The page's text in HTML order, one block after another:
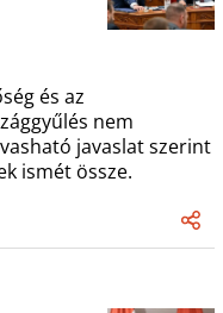
és az
nem
javaslat szerint
ismét össze.